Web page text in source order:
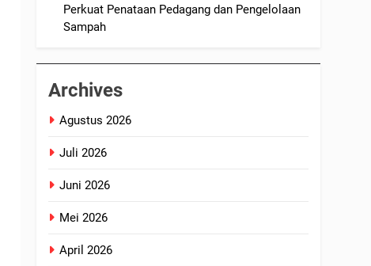
Perkuat Penataan Pedagang dan Pengelolaan
Sampah
Archives
Agustus 2026
Juli 2026
Juni 2026
Mei 2026
April 2026